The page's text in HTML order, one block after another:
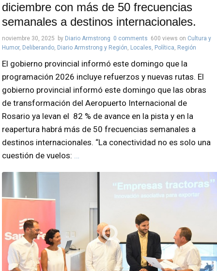
diciembre con más de 50 frecuencias
semanales a destinos internacionales.
noviembre 30, 2025 by Diario Armstrong 0 comments 600 views on Cultura y
Humor, Deliberando, Diario Armstrong y Región, Locales, Política, Región
El gobierno provincial informó este domingo que la
programación 2026 incluye refuerzos y nuevas rutas. El
gobierno provincial informó este domingo que las obras
de transformación del Aeropuerto Internacional de
Rosario ya levan el 82 % de avance en la pista y en la
reapertura habrá más de 50 frecuencias semanales a
destinos internacionales. “La conectividad no es solo una
cuestión de vuelos: …